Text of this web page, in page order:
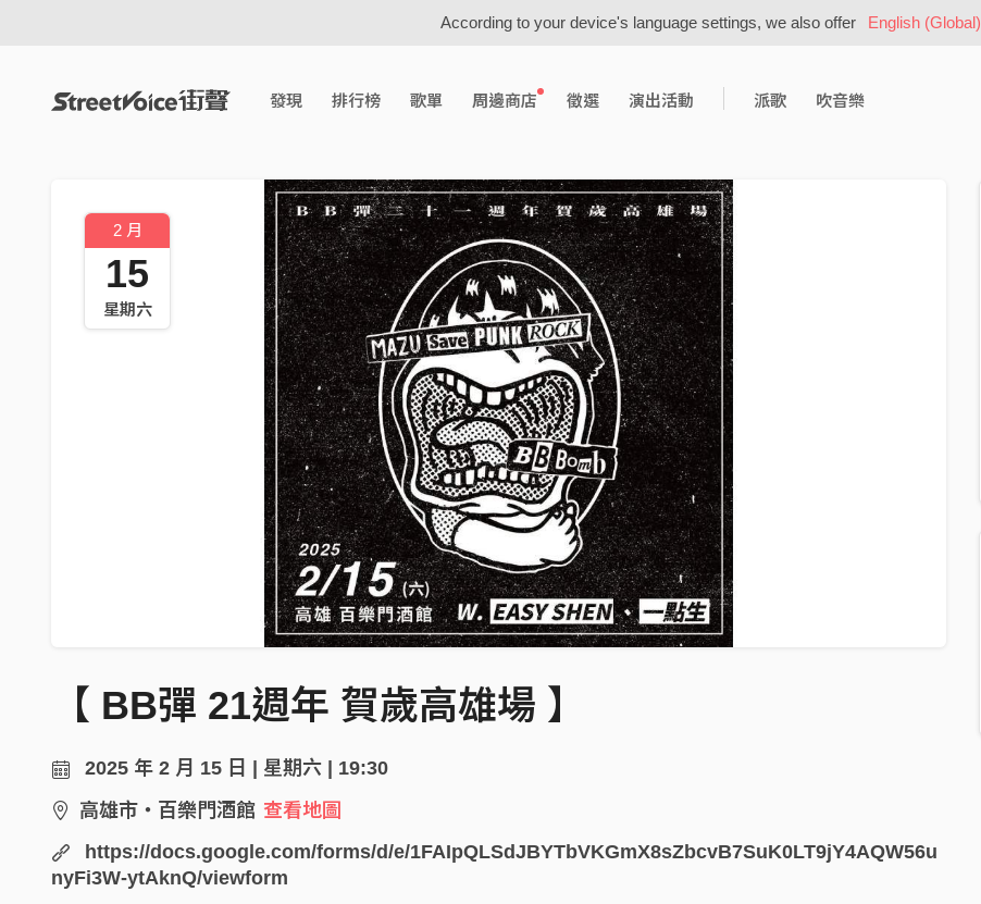
According to your device's language settings, we also offer English (Global)
發現 排行榜 歌單 周邊商店 徵選 演出活動 派歌 吹音樂
2 月
15
星期六
【 BB彈 21週年 賀歲高雄場 】
2025 年 2 月 15 日 | 星期六 | 19:30
高雄市・百樂門酒館 查看地圖
https://docs.google.com/forms/d/e/1FAIpQLSdJBYTbVKGmX8sZbcvB7SuK0LT9jY4AQW56u
nyFi3W-ytAknQ/viewform